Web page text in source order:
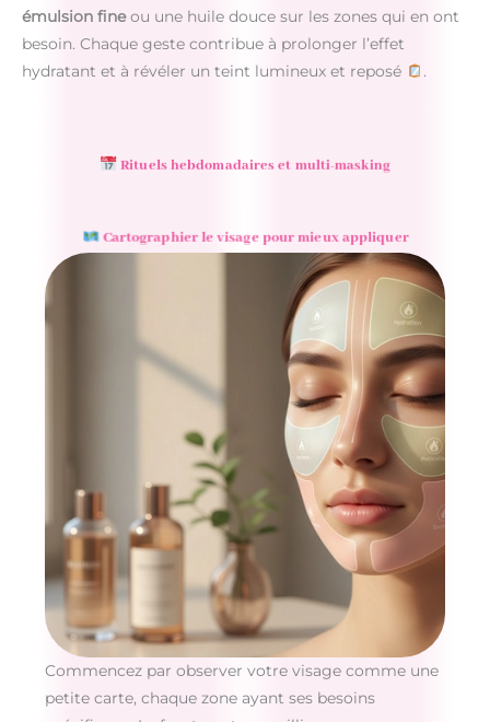
émulsion fineou une huile douce sur les zones qui en ont
besoin. Chaque geste contribue à prolonger l’effet
hydratant et à révéler un teint lumineux et reposé
.
Rituels hebdomadaires et multi-masking
Cartographier le visage pour mieux appliquer
Commencez par observer votre visage comme une
petite carte, chaque zone ayant ses besoins